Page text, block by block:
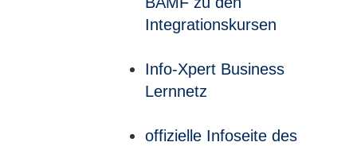
Integrationskursen
Info-Xpert Business
Lernnetz
offizielle Infoseite des